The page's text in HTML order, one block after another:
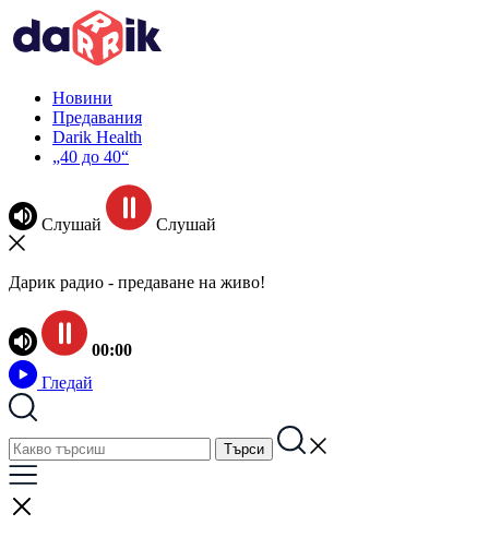
Новини
Предавания
Darik Health
„40 до 40“
Слушай Слушай
Дарик радио - предаване на живо!
00:00
Гледай